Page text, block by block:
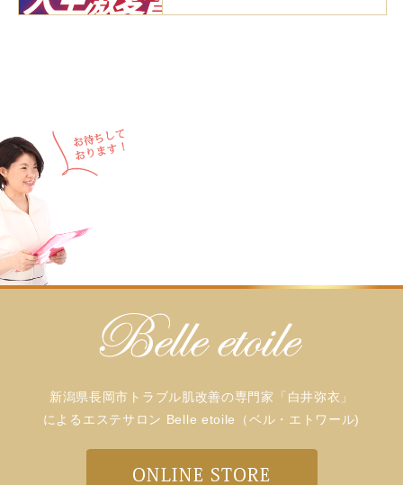
新潟県長岡市トラブル肌改善の専門家「白井弥衣」
によるエステサロン Belle etoile（ベル・エトワール)